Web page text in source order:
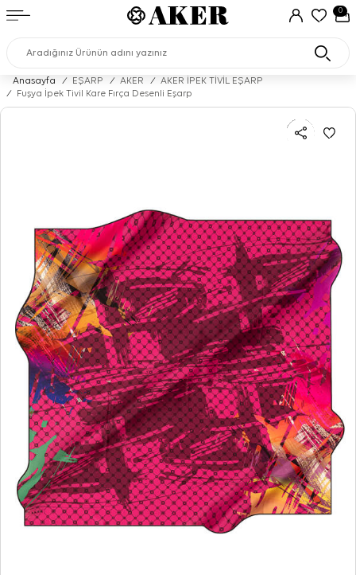
0
Anasayfa / EŞARP / AKER /
AKER İPEK TİVİL EŞARP
/
Fuşya İpek Tivil Kare Fırça Desenli Eşarp